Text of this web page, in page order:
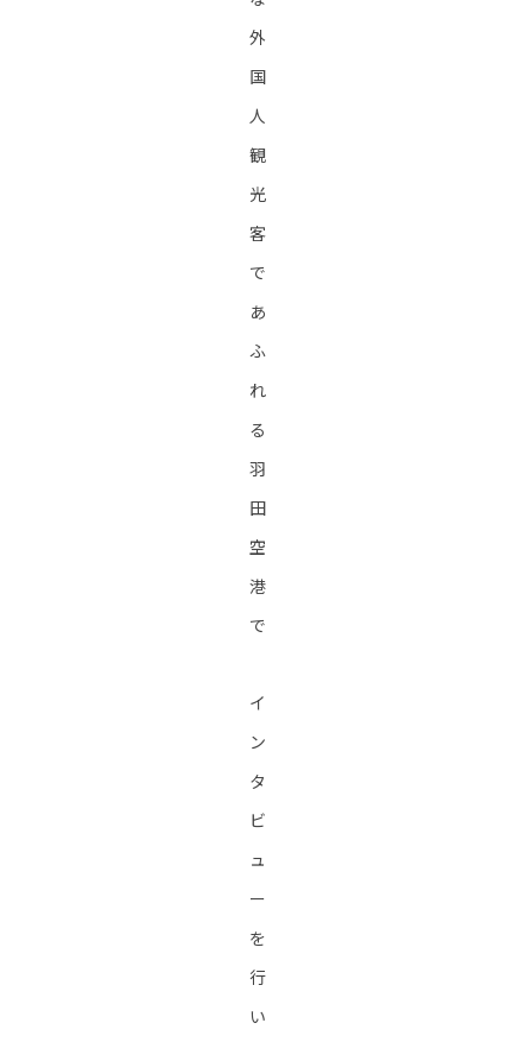
外
国
人
観
光
客
で
あ
ふ
れ
る
羽
田
空
港
で
イ
ン
タ
ビ
ュ
ー
を
行
い